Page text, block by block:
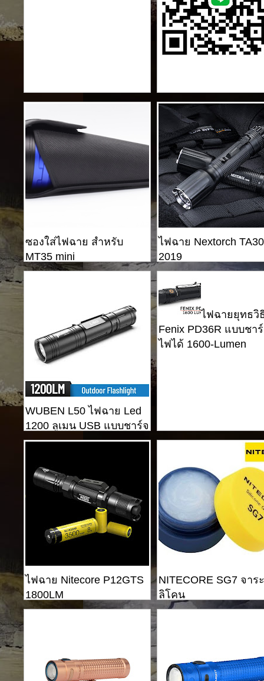
ซองใส่ไฟฉาย สำหรับ
MT35 mini
ไฟฉาย Nextorch TA30
2019
WUBEN L50 ไฟฉาย Led
1200 ลูเมน USB แบบชาร์จ
ไฟยุทธวิธี
ไฟฉายยุทธวิ
Fenix ​​PD36R แบบชา
ไฟได้ 1600-Lumen
ไฟฉาย Nitecore P12GTS
1800LM
NITECORE SG7 จาร
ลิโคน